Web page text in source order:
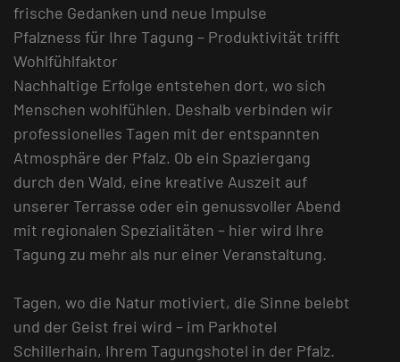
frische Gedanken und neue Impulse
Pfalzness für Ihre Tagung – Produktivität trifft
Wohlfühlfaktor
Nachhaltige Erfolge entstehen dort, wo sich
Menschen wohlfühlen. Deshalb verbinden wir
professionelles Tagen mit der entspannten
Atmosphäre der Pfalz. Ob ein Spaziergang
durch den Wald, eine kreative Auszeit auf
unserer Terrasse oder ein genussvoller Abend
mit regionalen Spezialitäten – hier wird Ihre
Tagung zu mehr als nur einer Veranstaltung.
Tagen, wo die Natur motiviert, die Sinne belebt
und der Geist frei wird – im Parkhotel
Schillerhain, Ihrem Tagungshotel in der Pfalz.